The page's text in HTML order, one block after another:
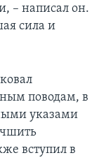
– написал он.
сила и
поводам, в
указами
вступил в